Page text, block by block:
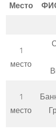
Место
1
место
1
место